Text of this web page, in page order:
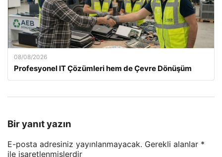
08/08/2026
Profesyonel IT Çözümleri hem de Çevre Dönüşüm
Bir yanıt yazın
E-posta adresiniz yayınlanmayacak. Gerekli alanlar *
ile işaretlenmişlerdir